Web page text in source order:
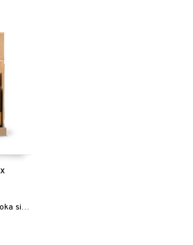
Arvostettu lahjapakkaus, joka sisältää kaksi erilaista luomuoliiviöljyä, joilla on kaksi erilaista luonnetta, sekä yhden luomupunaviinietikan.